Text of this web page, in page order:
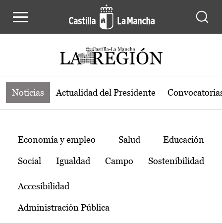
Noticias de la región de Castilla-La
Noticias Actualidad del Presidente
Temas
Economía y empleo Salud Educación
Social Igualdad Campo Sostenibilidad
Accesibilidad
Administración Pública